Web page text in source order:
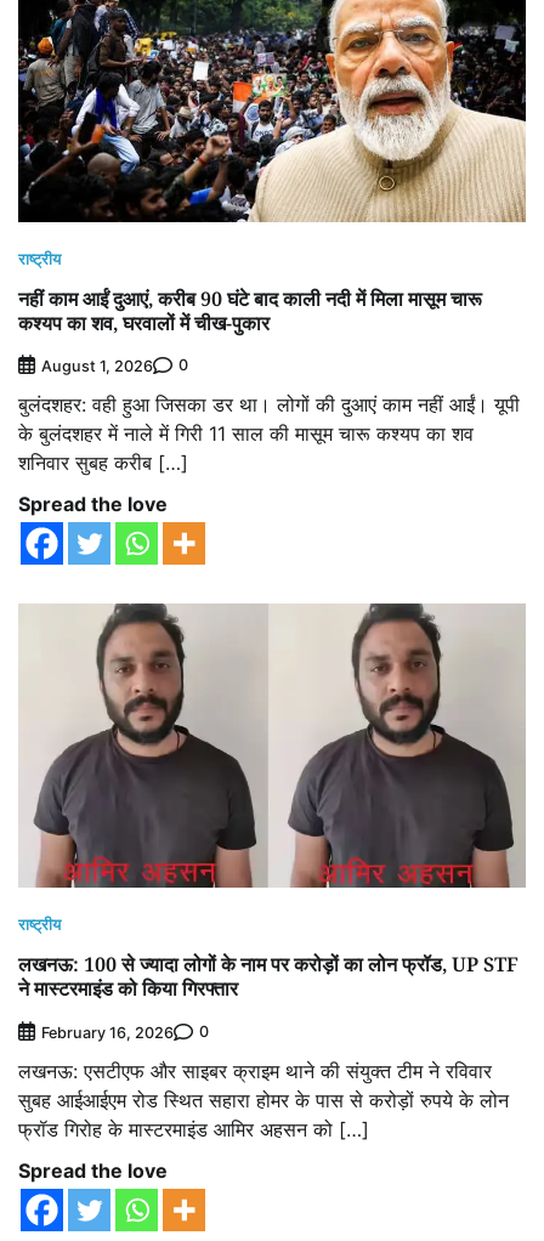
राष्ट्रीय
नहीं काम आईं दुआएं, करीब 90 घंटे बाद काली नदी में मिला मासूम चारू
कश्‍यप का शव, घरवालों में चीख-पुकार
August 1, 2026 0
बुलंदशहर: वही हुआ जिसका डर था। लोगों की दुआएं काम नहीं आईं। यूपी
के बुलंदशहर में नाले में गिरी 11 साल की मासूम चारू कश्‍यप का शव
शनिवार सुबह करीब […]
Spread the love
राष्ट्रीय
लखनऊ: 100 से ज्यादा लोगों के नाम पर करोड़ों का लोन फ्रॉड, UP STF
ने मास्टरमाइंड को किया गिरफ्तार
February 16, 2026 0
लखनऊ: एसटीएफ और साइबर क्राइम थाने की संयुक्त टीम ने रविवार
सुबह आईआईएम रोड स्थित सहारा होमर के पास से करोड़ों रुपये के लोन
फ्रॉड गिरोह के मास्टरमाइंड आमिर अहसन को […]
Spread the love